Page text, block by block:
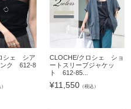
シェ シア
ンク 612-8
CLOCHE/クロシェ ショ
ートスリーブジャケッ
ト 612-85...
¥11,550（税込）